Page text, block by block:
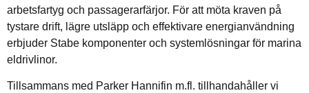
arbetsfartyg och passagerarfärjor. För att möta kraven på
tystare drift, lägre utsläpp och effektivare energianvändning
erbjuder Stabe komponenter och systemlösningar för marina
eldrivlinor.
Tillsammans med Parker Hannifin m.fl. tillhandahåller vi